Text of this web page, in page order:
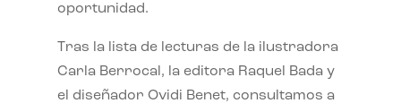
oportunidad.
Tras la lista de lecturas de la ilustradora
Carla Berrocal, la editora Raquel Bada y
el diseñador Ovidi Benet, consultamos a